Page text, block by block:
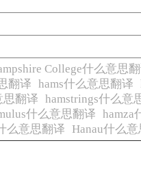
College什么意思
翻译 hams什么意思翻译
思翻译 hamstrings什么意
什么意思翻译 hamza
么意思翻译 Hanau什么